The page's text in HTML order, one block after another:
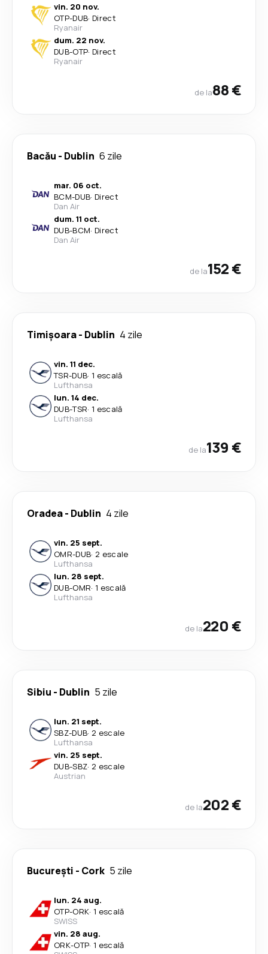
vin. 20 nov.
OTP-DUB· Direct
Ryanair
dum. 22 nov.
DUB-OTP· Direct
Ryanair
de la88 €
Bacău - Dublin 6 zile
mar. 06 oct.
BCM-DUB· Direct
Dan Air
dum. 11 oct.
DUB-BCM· Direct
Dan Air
de la152 €
Timișoara- Dublin 4 zile
vin. 11 dec.
TSR-DUB· 1 escală
Lufthansa
lun. 14 dec.
DUB-TSR· 1 escală
Lufthansa
de la139 €
Oradea- Dublin 4 zile
vin. 25 sept.
OMR-DUB· 2 escale
Lufthansa
lun. 28 sept.
DUB-OMR· 1 escală
Lufthansa
de la220 €
Sibiu - Dublin 5 zile
lun. 21 sept.
SBZ-DUB· 2 escale
Lufthansa
vin. 25 sept.
DUB-SBZ· 2 escale
Austrian
de la202 €
București - Cork 5 zile
lun. 24 aug.
OTP-ORK· 1 escală
SWISS
vin. 28 aug.
ORK-OTP· 1 escală